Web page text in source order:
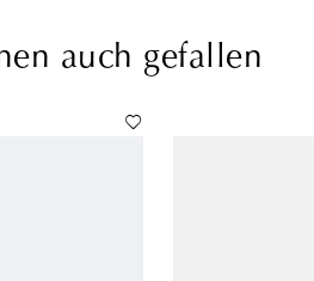
auch gefallen